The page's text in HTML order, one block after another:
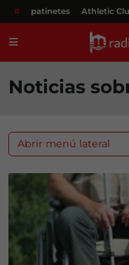
# patinetes Athletic
Noticias
Abrir menú lateral